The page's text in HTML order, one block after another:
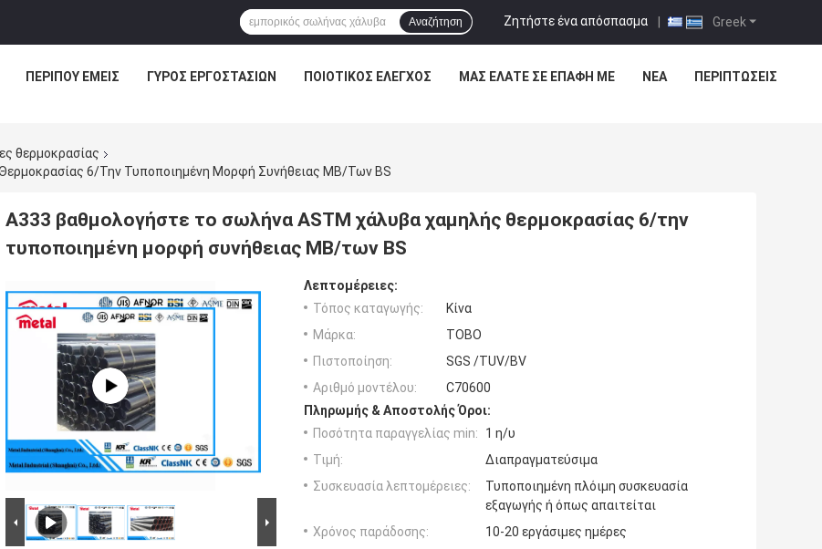
Greek
Ζητήστε ένα απόσπασμα |
Αναζήτηση
ΠΕΡΊΠΟΥ ΕΜΕΊΣ ΓΎΡΟΣ ΕΡΓΟΣΤΑΣΊΩΝ ΠΟΙΟΤΙΚΌΣ ΈΛΕΓΧΟΣ ΜΑΣ ΕΛΆΤΕ ΣΕ ΕΠΑΦΉ ΜΕ ΝΈΑ ΠΕΡΙΠΤΏΣΕΙΣ
θερμοκρασίας
6/την Τυποποιημένη Μορφή Συνήθειας ΜΒ/των BS
A333 βαθμολογήστε το σωλήνα ASTM χάλυβα χαμηλής θερμοκρασίας 6/την
τυποποιημένη μορφή συνήθειας ΜΒ/των BS
Λεπτομέρειες:
Τόπος καταγωγής:
Κίνα
Μάρκα:
TOBO
Πιστοποίηση:
SGS /TUV/BV
Αριθμό μοντέλου:
C70600
Πληρωμής & Αποστολής Όροι:
Ποσότητα παραγγελίας min:
1 η/υ
Τιμή:
Διαπραγματεύσιμα
Συσκευασία λεπτομέρειες:
Τυποποιημένη πλόιμη συσκευασία
εξαγωγής ή όπως απαιτείται
Χρόνος παράδοσης:
10-20 εργάσιμες ημέρες